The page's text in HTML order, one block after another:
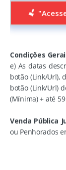
Condições
e) As datas
botão (Link/Url),
botão (Link/Url)
(Mínima) + até
Venda Pública
ou Penhorados